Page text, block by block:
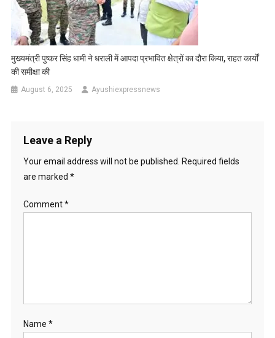
मुख्यमंत्री पुष्कर सिंह धामी ने धराली में आपदा प्रभावित क्षेत्रों का दौरा किया, राहत कार्यों
की समीक्षा की
August 6, 2025 Ayushiexpressnews
Leave a Reply
Your email address will not be published.
Required fields
are marked *
Comment*
Name *